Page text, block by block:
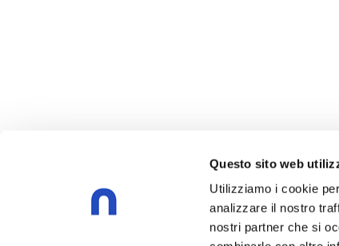
Questo sito web
Utilizziamo i cookie
analizzare il nostro
nostri partner che si